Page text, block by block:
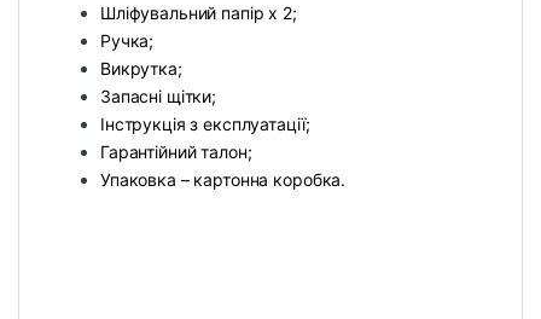
Шліфувальний папір х 2;
Ручка;
Викрутка;
Запасні щітки;
Інструкція з експлуатації;
Гарантійний талон;
Упаковка – картонна коробка.